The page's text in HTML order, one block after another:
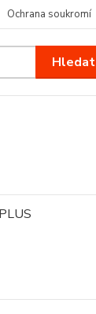
Ochrana soukromí
Hledat